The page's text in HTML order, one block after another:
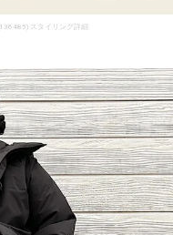
スタイリング詳細